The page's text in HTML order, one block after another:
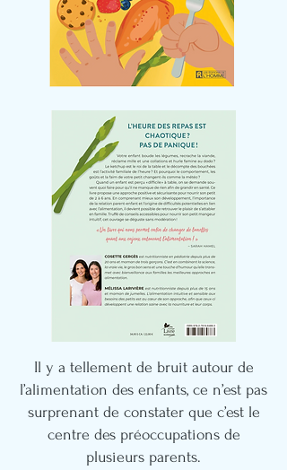
Il y a tellement de bruit autour de
l’alimentation des enfants, ce n’est pas
surprenant de constater que c’est le
centre des préoccupations de
plusieurs parents.